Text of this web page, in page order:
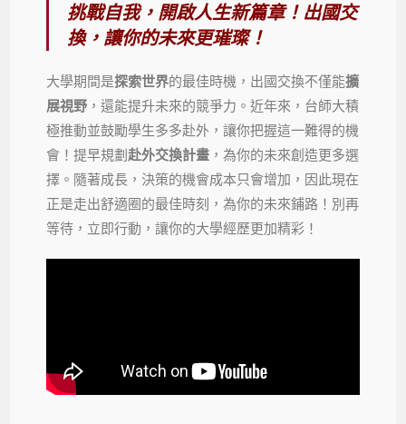
挑戰自我，開啟人生新篇章！出國交
換，讓你的未來更璀璨！
大學期間是探索世界的最佳時機，出國交換不僅能擴
展視野 ，還能提升未來的競爭力。近年來，台師大積
極推動並鼓勵學生多多赴外，讓你把握這一難得的機
會！提早規劃赴外交換計畫 ，為你的未來創造更多選
擇。隨著成長，決策的機會成本只會增加，因此現在
正是走出舒適圈的最佳時刻，為你的未來鋪路！別再
等待，立即行動，讓你的大學經歷更加精彩！